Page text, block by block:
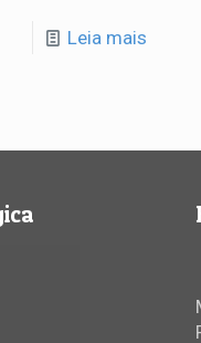
Leia mais